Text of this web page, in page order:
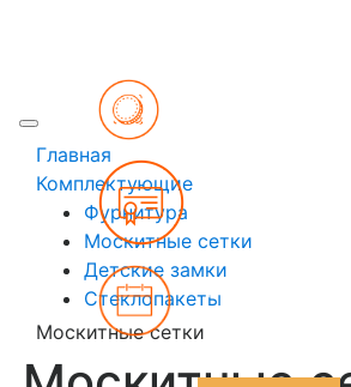
Главная
Комплектующие
Фурнитура
Москитные сетки
Детские замки
Стеклопакеты
Москитные сетки